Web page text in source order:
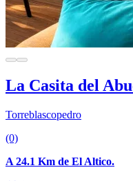
La Casita del
Torreblascopedro
(0)
A 24.1 Km de El Altico.